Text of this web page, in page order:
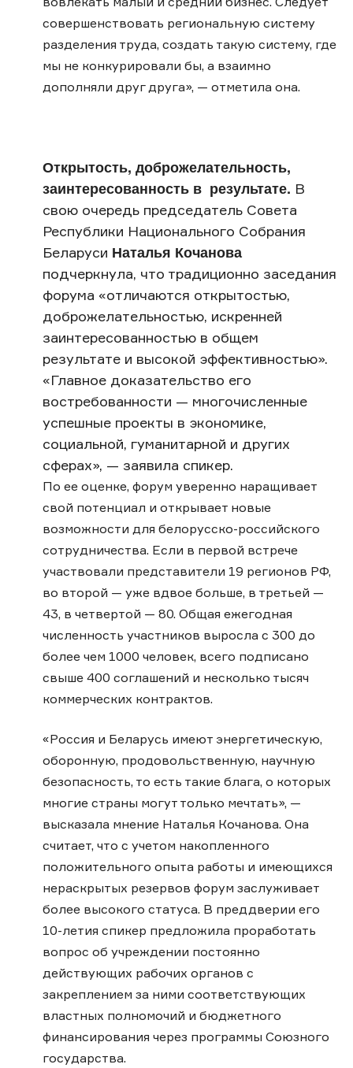
совершенствовать региональную систему
разделения труда, создать такую систему, где
мы не конкурировали бы, а взаимно
дополняли друг друга», — отметила она.
Открытость, доброжелательность,
заинтересованность в результате. В
свою очередь председатель Совета
Республики Национального Собрания
Беларуси Наталья Кочанова
подчеркнула, что традиционно заседания
форума «отличаются открытостью,
доброжелательностью, искренней
заинтересованностью в общем
результате и высокой эффективностью».
«Главное доказательство его
востребованности — многочисленные
успешные проекты в экономике,
социальной, гуманитарной и других
сферах», — заявила спикер.
По ее оценке, форум уверенно наращивает
свой потенциал и открывает новые
возможности для белорусско-российского
сотрудничества. Если в первой встрече
участвовали представители 19 регионов РФ,
во второй — уже вдвое больше, в третьей —
43, в четвертой — 80. Общая ежегодная
численность участников выросла с 300 до
более чем 1000 человек, всего подписано
свыше 400 соглашений и несколько тысяч
коммерческих контрактов.
«Россия и Беларусь имеют энергетическую,
оборонную, продовольственную, научную
безопасность, то есть такие блага, о которых
многие страны могут только мечтать», —
высказала мнение Наталья Кочанова. Она
считает, что с учетом накопленного
положительного опыта работы и имеющихся
нераскрытых резервов форум заслуживает
более высокого статуса. В преддверии его
10-летия спикер предложила проработать
вопрос об учреждении постоянно
действующих рабочих органов с
закреплением за ними соответствующих
властных полномочий и бюджетного
финансирования через программы Союзного
государства.